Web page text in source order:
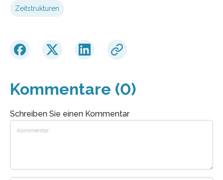
Zeitstrukturen
Kommentare (0)
Schreiben Sie einen Kommentar